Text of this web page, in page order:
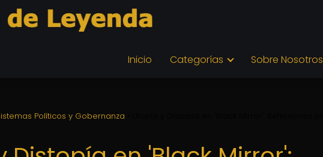
Inicio Categorías Sobre Nosotros
Políticos y Gobernanza